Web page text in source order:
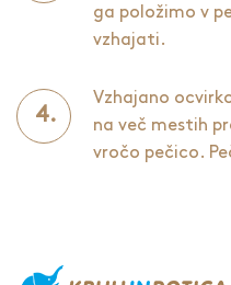
ga položimo v
vzhajati.
Vzhajano
na več mestih
vročo pečico.